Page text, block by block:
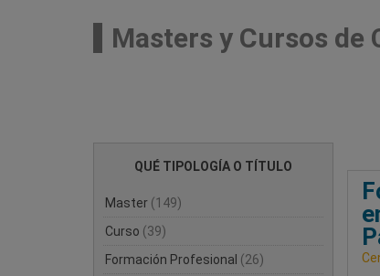
Masters y Cursos de
QUÉ TIPOLOGÍA O TÍTULO
Master (149)
Curso (39)
Formación Profesional (26)